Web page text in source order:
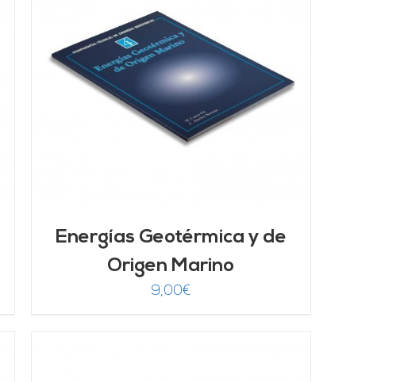
Energías Geotérmica y de
Origen Marino
9,00€